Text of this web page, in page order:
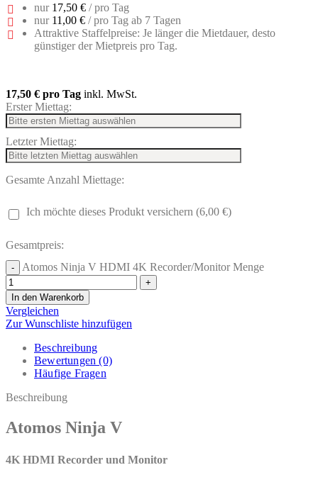
nur 17,50 € / pro Tag
nur 11,00 € / pro Tag ab 7 Tagen
Attraktive Staffelpreise: Je länger die Mietdauer, desto
günstiger der Mietpreis pro Tag.
17,50 € pro Tag inkl. MwSt.
Erster Miettag:
Letzter Miettag:
Gesamte Anzahl Miettage:
Ich möchte dieses Produkt versichern (6,00 €)
Gesamtpreis:
Atomos Ninja V HDMI 4K Recorder/Monitor Menge
In den Warenkorb
Vergleichen
Zur Wunschliste hinzufügen
Beschreibung
Bewertungen (0)
Häufige Fragen
Beschreibung
Atomos Ninja V
4K HDMI Recorder und Monitor